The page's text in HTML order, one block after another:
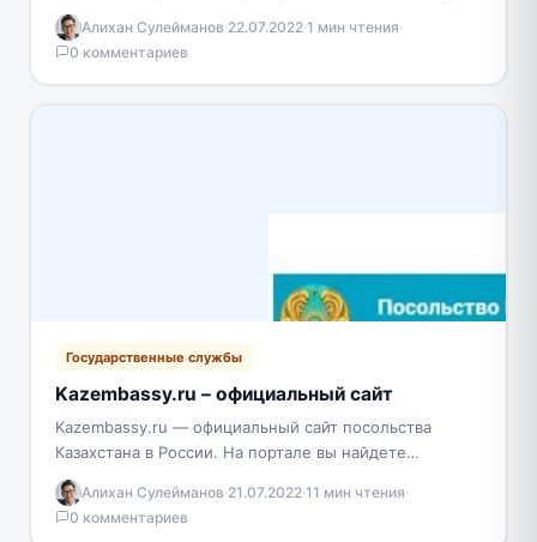
депутату Казахстана с просьбой, вопросом либо
предложением. Инструкция, как…
Алихан Сулейманов·22.07.2022·1 мин чтения·
0 комментариев
Государственные службы
Kazembassy.ru – официальный сайт
Kazembassy.ru — официальный сайт посольства
Казахстана в России. На портале вы найдете
следующие полезные функции: в каких городах
находятся консульские учреждения; заказать…
Алихан Сулейманов·21.07.2022·11 мин чтения·
0 комментариев